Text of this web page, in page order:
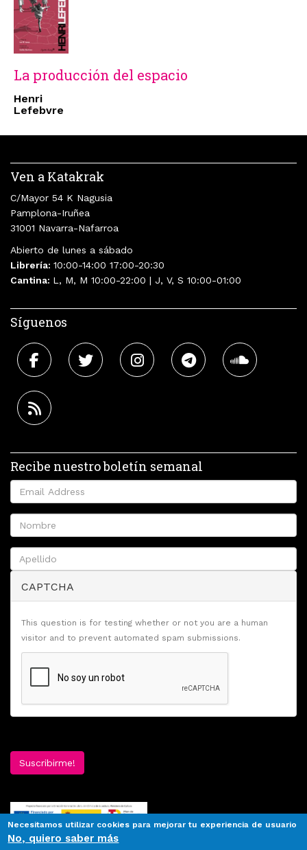
La producción del espacio
Henri
Lefebvre
Ven a Katakrak
C/Mayor 54 K Nagusia
Pamplona-Iruñea
31001 Navarra-Nafarroa
Abierto de lunes a sábado
Librería: 10:00-14:00 17:00-20:30
Cantina: L, M, M 10:00-22:00 | J, V, S 10:00-01:00
Síguenos
Recibe nuestro boletín semanal
CAPTCHA
This question is for testing whether or not you are a human
visitor and to prevent automated spam submissions.
Suscribirme!
Necesitamos utilizar cookies para mejorar tu experiencia de usuario
No, quiero saber más